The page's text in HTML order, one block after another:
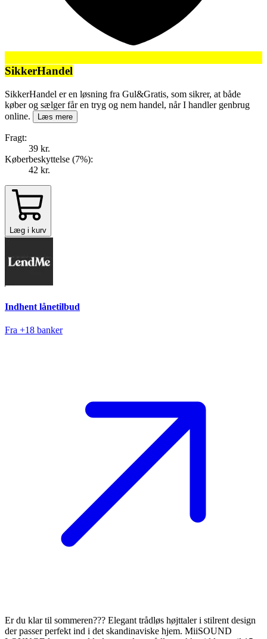
SikkerHandel
SikkerHandel er en løsning fra Gul&Gratis, som sikrer, at både
køber og sælger får en tryg og nem handel, når I handler genbrug
online.
Læs mere
Fragt:
39 kr.
Køberbeskyttelse (7%):
42 kr.
Læg i kurv
Indhent lånetilbud
Fra +18 banker
Er du klar til sommeren??? Elegant trådløs højttaler i stilrent design
der passer perfekt ind i det skandinaviske hjem. MiiSOUND